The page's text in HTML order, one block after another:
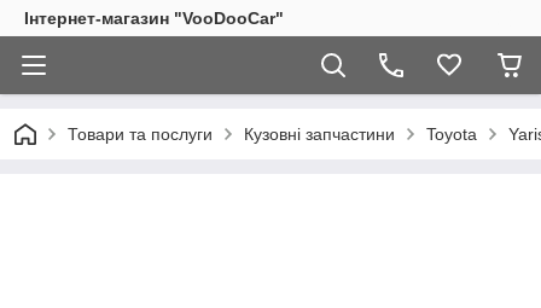
Інтернет-магазин "VooDooCar"
Товари та послуги Кузовні запчастини Toyota